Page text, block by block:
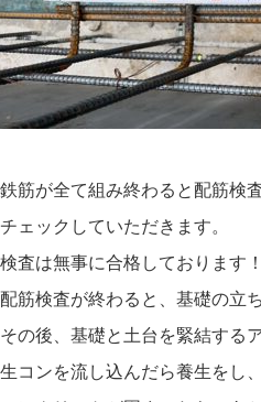
鉄筋が全て組み終わると配筋検
チェックしていただきます。
検査は無事に合格しております！
配筋検査が終わると、基礎の立
その後、基礎と土台を緊結する
生コンを流し込んだら養生をし